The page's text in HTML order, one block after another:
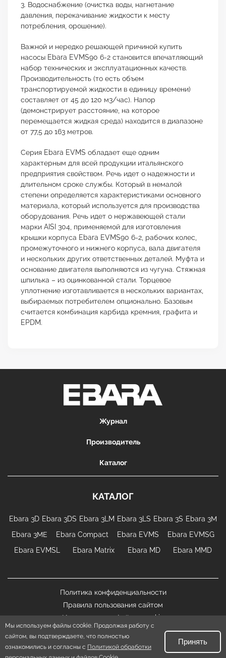
3. Водоснабжение (очистка воды, нагнетание
давления, перекачивание жидкости к месту
потребления, орошение).
Важной и нередко решающей причиной купить
насосы Ebara EVMS90 6-2 становится впечатляющий
набор технических и эксплуатационных качеств.
Производительность (то есть объем
транспортируемой жидкости в единицу времени)
составляет от 45 до 120 м3/час). Напор
(демонстрирует расстояние, на которое
перемещается жидкая среда) находится в диапазоне
от 77,5 до 163 метров.
Серия Ebara EVMS обладает еще одним
характерным для всей продукции итальянского
предприятия свойством. Речь идет о надежности и
длительном сроке службы. Который в немалой
степени определяется характеристиками основного
материала, который используется для производства
оборудования. Речь идет о нержавеющей стали
марки AISI 304, применяемой для изготовления
крышки корпуса Ebara EVMS90 6-2, рабочих колес,
промежуточного и нижнего корпуса, вала двигателя
и нескольких других ответственных деталей. Муфта и
основание двигателя выполняются из чугуна. Стяжная
шпилька – из оцинкованной стали. Торцевое
уплотнение изготавливается в нескольких вариантах,
выбираемых потребителем опционально. Базовым
считается комбинация карбида кремния, графита и
EPDM.
Журнал
Производитель
Каталог
КАТАЛОГ
Ebara 3D Ebara 3DS Ebara 3LM Ebara 3LS Ebara 3S Ebara 3М
Ebara 3МЕ
Ebara Compact Ebara EVMS
Ebara EVMSG
Ebara EVMSL
Ebara Matrix Ebara MD Ebara MMD
EBARA.su|Карта сайта
Все права защищены. © 2026
Политика конфиденциальности
Правила пользования сайтом
Использование файлов cookie
Мы используем файлы cookie. Продолжая работу с
сайтом, вы подтверждаете, что полностью
ознакомились и согласны с Политикой обработки
Принять